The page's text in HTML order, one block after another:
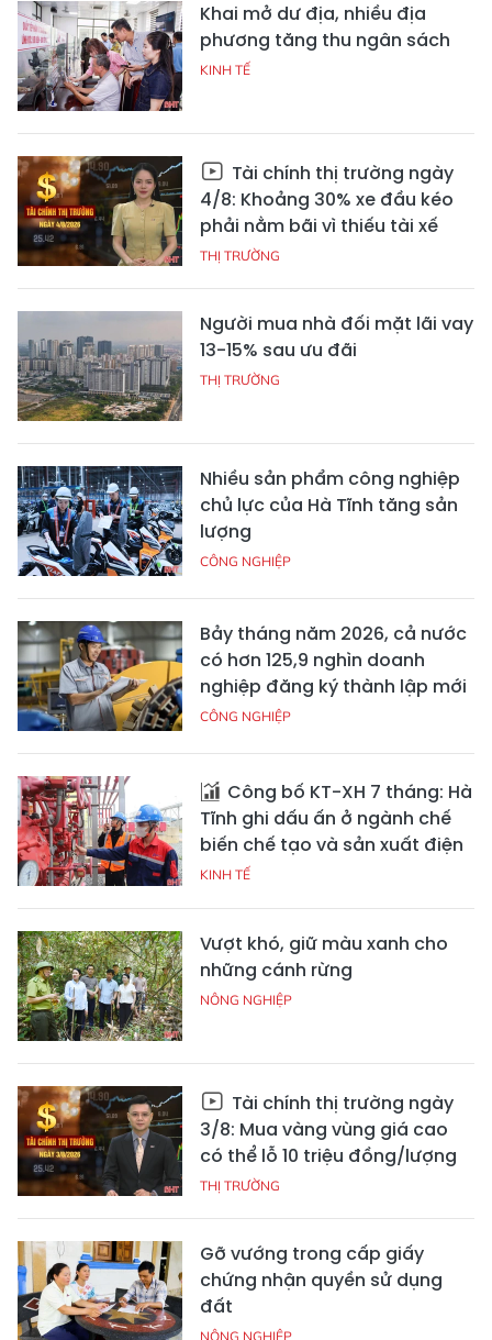
Khai mở dư địa, nhiều địa
phương tăng thu ngân sách
KINH TẾ
Tài chính thị trường ngày
4/8: Khoảng 30% xe đầu kéo
phải nằm bãi vì thiếu tài xế
THỊ TRƯỜNG
Người mua nhà đối mặt lãi vay
13-15% sau ưu đãi
THỊ TRƯỜNG
Nhiều sản phẩm công nghiệp
chủ lực của Hà Tĩnh tăng sản
lượng
CÔNG NGHIỆP
Bảy tháng năm 2026, cả nước
có hơn 125,9 nghìn doanh
nghiệp đăng ký thành lập mới
CÔNG NGHIỆP
Công bố KT-XH 7 tháng: Hà
Tĩnh ghi dấu ấn ở ngành chế
biến chế tạo và sản xuất điện
KINH TẾ
Vượt khó, giữ màu xanh cho
những cánh rừng
NÔNG NGHIỆP
Tài chính thị trường ngày
3/8: Mua vàng vùng giá cao
có thể lỗ 10 triệu đồng/lượng
THỊ TRƯỜNG
Gỡ vướng trong cấp giấy
chứng nhận quyền sử dụng
đất
NÔNG NGHIỆP